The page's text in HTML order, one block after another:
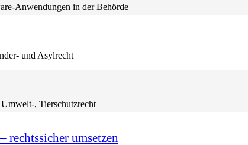
Anwendungen in der Behörde
und Asylrecht
, Tierschutzrecht
rechtssicher umsetzen